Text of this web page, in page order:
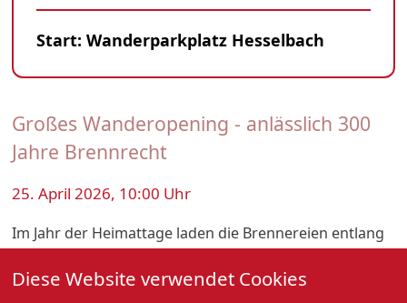
Diese Website verwendet Cookies
Großes Wanderopening - anlässlich 300
Jahre Brennrecht
25. April 2026, 10:00 Uhr
Im Jahr der Heimattage laden die Brennereien entlang
rund um edle Brände, Geiste und Liköre ein. Zum
Start: Wanderparkplatz Hesselbach